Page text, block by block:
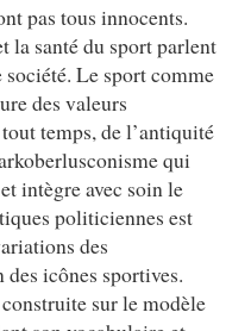
pas tous innocents.
la santé du sport parlent
société. Le sport comme
des valeurs
temps, de l’antiquité
qui
intègre avec soin le
politiciennes est
des
icônes sportives.
sur le modèle